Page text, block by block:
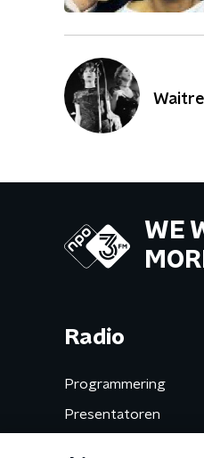
WE
Radio
Programmering
Presentatoren